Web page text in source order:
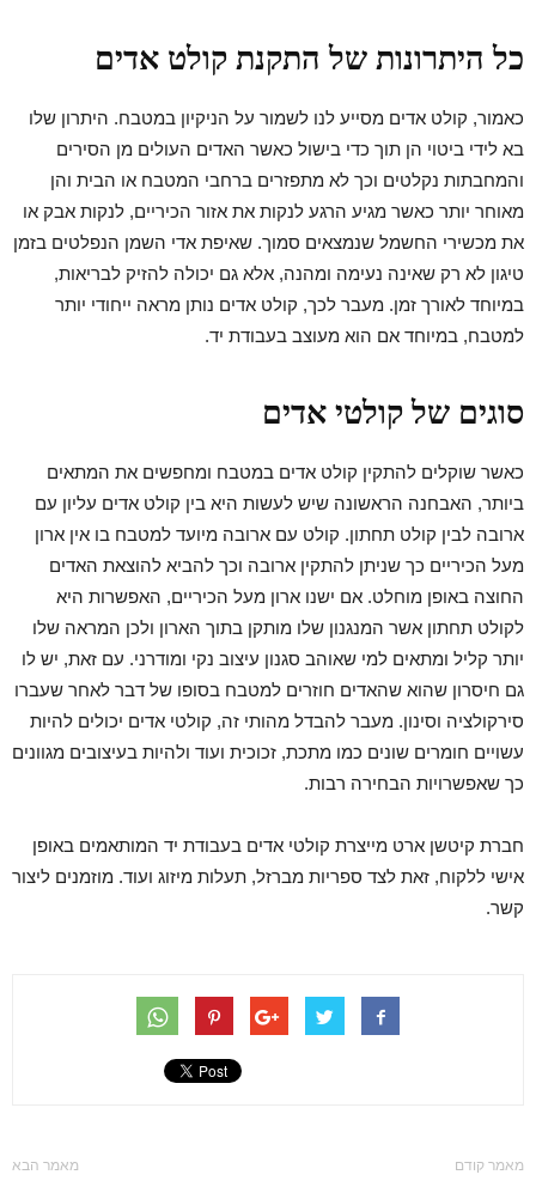
כל היתרונות של התקנת קולט אדים
כאמור, קולט אדים מסייע לנו לשמור על הניקיון במטבח. היתרון שלו
בא לידי ביטוי הן תוך כדי בישול כאשר האדים העולים מן הסירים
והמחבתות נקלטים וכך לא מתפזרים ברחבי המטבח או הבית והן
מאוחר יותר כאשר מגיע הרגע לנקות את אזור הכיריים, לנקות אבק או
את מכשירי החשמל שנמצאים סמוך. שאיפת אדי השמן הנפלטים בזמן
טיגון לא רק שאינה נעימה ומהנה, אלא גם יכולה להזיק לבריאות,
במיוחד לאורך זמן. מעבר לכך, קולט אדים נותן מראה ייחודי יותר
למטבח, במיוחד אם הוא מעוצב בעבודת יד.
סוגים של קולטי אדים
כאשר שוקלים להתקין קולט אדים במטבח ומחפשים את המתאים
ביותר, האבחנה הראשונה שיש לעשות היא בין קולט אדים עליון עם
ארובה לבין קולט תחתון. קולט עם ארובה מיועד למטבח בו אין ארון
מעל הכיריים כך שניתן להתקין ארובה וכך להביא להוצאת האדים
החוצה באופן מוחלט. אם ישנו ארון מעל הכיריים, האפשרות היא
לקולט תחתון אשר המנגנון שלו מותקן בתוך הארון ולכן המראה שלו
יותר קליל ומתאים למי שאוהב סגנון עיצוב נקי ומודרני. עם זאת, יש לו
גם חיסרון שהוא שהאדים חוזרים למטבח בסופו של דבר לאחר שעברו
סירקולציה וסינון. מעבר להבדל מהותי זה, קולטי אדים יכולים להיות
עשויים חומרים שונים כמו מתכת, זכוכית ועוד ולהיות בעיצובים מגוונים
כך שאפשרויות הבחירה רבות.
חברת קיטשן ארט מייצרת קולטי אדים בעבודת יד המותאמים באופן
אישי ללקוח, זאת לצד ספריות מברזל, תעלות מיזוג ועוד. מוזמנים ליצור
קשר.
מאמר קודם מאמר הבא